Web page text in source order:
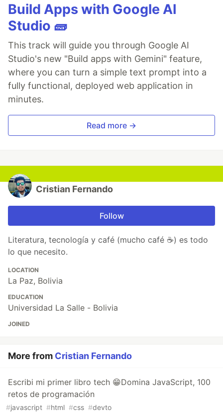
Build Apps with Google AI
Studio 🧱
This track will guide you through Google AI
Studio's new "Build apps with Gemini" feature,
where you can turn a simple text prompt into a
fully functional, deployed web application in
minutes.
Read more →
Cristian Fernando
Follow
Literatura, tecnología y café (mucho café ☕) es todo
lo que necesito.
LOCATION
La Paz, Bolivia
EDUCATION
Universidad La Salle - Bolivia
JOINED
More from Cristian Fernando
Escribi mi primer libro tech 😁Domina JavaScript, 100
retos de programación
#javascript #html #css #devto